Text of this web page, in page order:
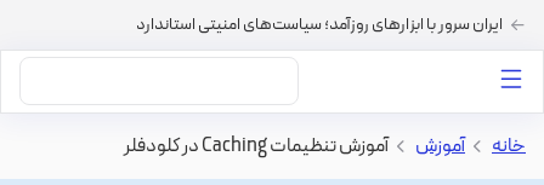
ایران سرور با ابزارهای روزآمد؛ سیاست‌های امنیتی استاندارد
خانه > آموزش > آموزش تنظیمات Caching در کلودفلر